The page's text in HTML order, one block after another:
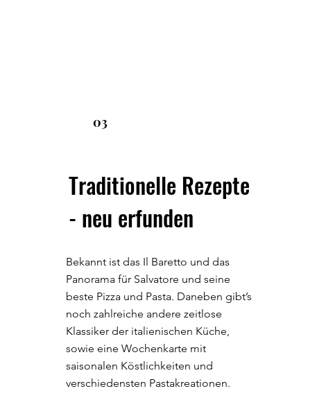
03
Traditionelle Rezepte
- neu erfunden
Bekannt ist das Il Baretto und das
Panorama für Salvatore und seine
beste Pizza und Pasta. Daneben gibt’s
noch zahlreiche andere zeitlose
Klassiker der italienischen Küche,
sowie eine Wochenkarte mit
saisonalen Köstlichkeiten und
verschiedensten Pastakreationen.